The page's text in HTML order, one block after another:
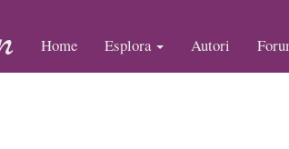
Home Esplora Autori